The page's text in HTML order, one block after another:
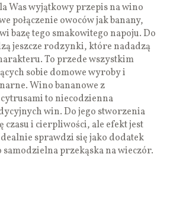
Was wyjątkowy przepis na wino
połączenie owoców jak banany,
bazę tego smakowitego napoju. Do
jeszcze rodzynki, które nadadzą
To przede wszystkim
sobie domowe wyroby i
Wino bananowe z
to niecodzienna
win. Do jego stworzenia
czasu i cierpliwości, ale efekt jest
sprawdzi się jako dodatek
samodzielna przekąska na wieczór.